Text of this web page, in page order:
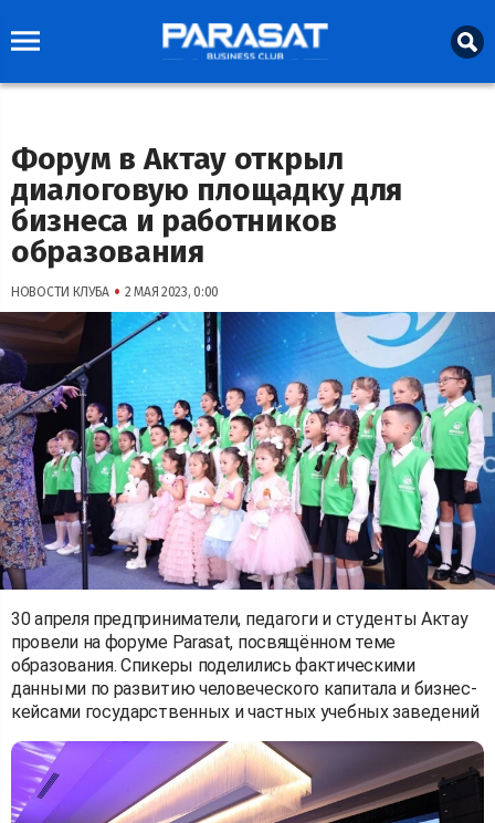
Форум в Актау открыл
диалоговую площадку для
бизнеса и работников
образования
НОВОСТИ КЛУБА • 2 МАЯ 2023, 0:00
30 апреля предприниматели, педагоги и студенты Актау
провели на форуме Parasat, посвящённом теме
образования. Спикеры поделились фактическими
данными по развитию человеческого капитала и бизнес-
кейсами государственных и частных учебных заведений